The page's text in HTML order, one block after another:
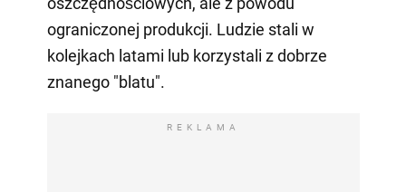
ograniczonej produkcji. Ludzie stali w
kolejkach latami lub korzystali z dobrze
znanego "blatu".
REKLAMA